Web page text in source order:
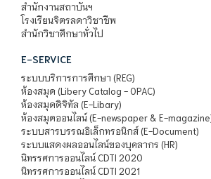
สำนักงานสถาบันฯ
โรงเรียนจิตรลดาวิชาชีพ
สำนักวิชาศึกษาทั่วไป
E-SERVICE
ระบบบริการการศึกษา (REG)
ห้องสมุด (Libery Catalog - OPAC)
ห้องสมุดดิจิทัล (E-Libary)
ห้องสมุดออนไลน์ (E-newspaper & E-
ระบบสารบรรณอิเล็กทรอนิกส์ (E-Document)
ระบบแสดงผลออนไลน์ของบุคลากร (HR)
นิทรรศการออนไลน์ CDTI 2020
นิทรรศการออนไลน์ CDTI 2021